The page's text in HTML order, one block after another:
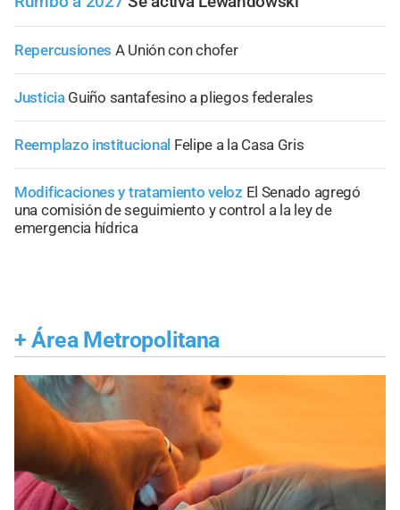
Repercusiones A Unión con chofer
Justicia Guiño santafesino a pliegos federales
Reemplazo institucional Felipe a la Casa Gris
Modificaciones y tratamiento veloz El Senado agregó
una comisión de seguimiento y control a la ley de
emergencia hídrica
+ Área Metropolitana